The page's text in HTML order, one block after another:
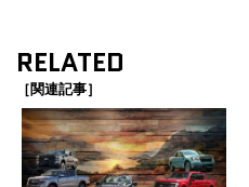
RELATED
［関連記事］